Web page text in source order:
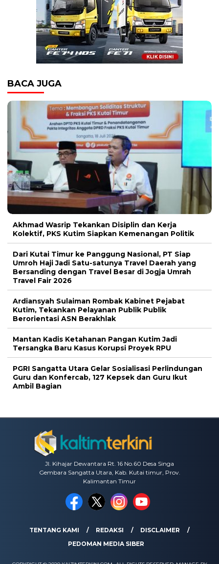
BACA JUGA
Akhmad Wasrip Tekankan Disiplin dan Kerja
Kolektif, PKS Kutim Siapkan Kemenangan Politik
Dari Kutai Timur ke Panggung Nasional, PT Siap
Umroh Haji Jadi Satu-satunya Travel Daerah yang
Bersanding dengan Travel Besar di Jogja Umrah
Travel Fair 2026
Ardiansyah Sulaiman Rombak Kabinet Pejabat
Kutim, Tekankan Pelayanan Publik Publik
Berorientasi ASN Berakhlak
Mantan Kadis Ketahanan Pangan Kutim Jadi
Tersangka Baru Kasus Korupsi Proyek RPU
PGRI Sangatta Utara Gelar Sosialisasi Perlindungan
Guru dan Konfercab, 127 Kepsek dan Guru Ikut
Ambil Bagian
Jl. Kihajar Dewantara Rt. 16 No.60 Desa Singa
Gembara Sangatta Utara, Kab. Kutai timur, Prov.
Kalimantan Timur
TENTANG KAMI REDAKSI
DISCLAIMER
PEDOMAN MEDIA SIBER